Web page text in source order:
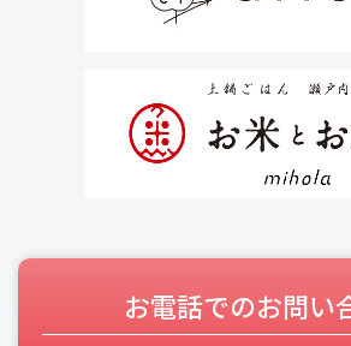
お電話でのお問い